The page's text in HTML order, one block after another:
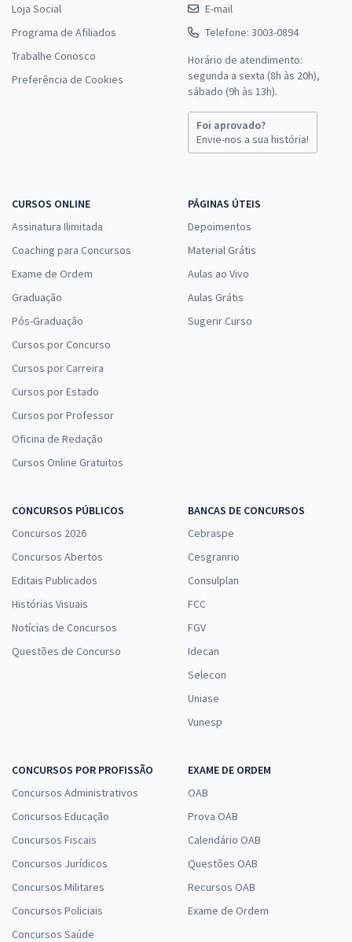
Loja Social
Programa de Afiliados
Trabalhe Conosco
Preferência de Cookies
E-mail
Telefone: 3003-0894
Horário de atendimento:
segunda a sexta (8h às 20h),
sábado (9h às 13h).
Foi aprovado?
Envie-nos a sua história!
CURSOS ONLINE
Assinatura Ilimitada
Coaching para Concursos
Exame de Ordem
Graduação
Pós-Graduação
Cursos por Concurso
Cursos por Carreira
Cursos por Estado
Cursos por Professor
Oficina de Redação
Cursos Online Gratuitos
PÁGINAS ÚTEIS
Depoimentos
Material Grátis
Aulas ao Vivo
Aulas Grátis
Sugerir Curso
CONCURSOS PÚBLICOS
Concursos 2026
Concursos Abertos
Editais Publicados
Histórias Visuais
Notícias de Concursos
Questões de Concurso
BANCAS DE CONCURSOS
Cebraspe
Cesgranrio
Consulplan
FCC
FGV
Idecan
Selecon
Uniase
Vunesp
CONCURSOS POR PROFISSÃO
Concursos Administrativos
Concursos Educação
Concursos Fiscais
Concursos Jurídicos
Concursos Militares
Concursos Policiais
Concursos Saúde
EXAME DE ORDEM
OAB
Prova OAB
Calendário OAB
Questões OAB
Recursos OAB
Exame de Ordem